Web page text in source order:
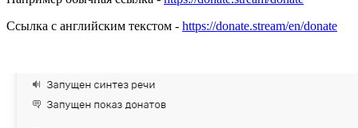
Ссылка с английским текстом - https://donate.stream/en/donate